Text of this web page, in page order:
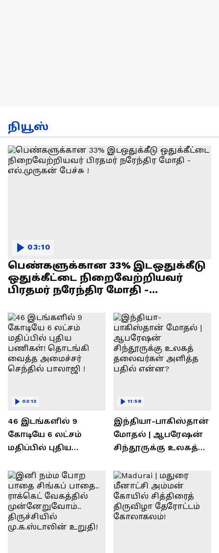
நியூஸ்
பெண்களுக்கான 33% இடஒதுக்கீடு
ஒதுக்கீட்டை நிறைவேற்றியவர்
பிரதமர் நரேந்திர மோதி -
03:10
46 இடங்களில் 9
கோடியே 6 லட்சம்
மதிப்பில் புதிய
வைத்த அமைச்சர்
செந்தில் பாலாஜி !
03:13
இந்தியா-பாகிஸ்தான்
மோதல் | ஆபரேஷன்
சிந்தூருக்கு உலகத்
பதில் என்ன?
11:58